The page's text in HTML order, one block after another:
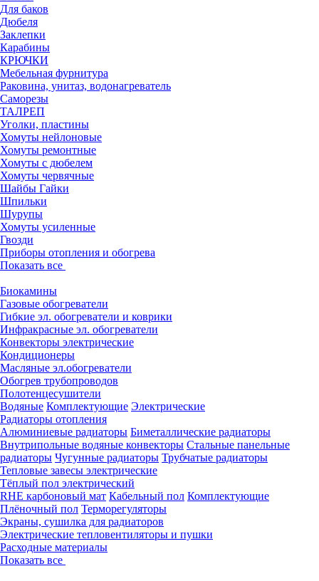
Для баков
Дюбеля
Заклепки
Карабины
КРЮЧКИ
Мебельная фурнитура
Раковина, унитаз, водонагреватель
Саморезы
ТАЛРЕП
Уголки, пластины
Хомуты нейлоновые
Хомуты ремонтные
Хомуты с дюбелем
Хомуты червячные
Шайбы Гайки
Шпильки
Шурупы
Хомуты усиленные
Гвозди
Приборы отопления и обогрева
Показать все
Биокамины
Газовые обогреватели
Гибкие эл. обогреватели и коврики
Инфракрасные эл. обогреватели
Конвекторы электрические
Кондиционеры
Масляные эл.обогреватели
Обогрев трубопроводов
Полотенцесушители
Водяные Комплектующие Электрические
Радиаторы отопления
Алюминиевые радиаторы Биметаллические радиаторы
Внутрипольные водяные конвекторы Стальные панельные
радиаторы Чугунные радиаторы Трубчатые радиаторы
Тепловые завесы электрические
Тёплый пол электрический
RHE карбоновый мат Кабельный пол Комплектующие
Плёночный пол Терморегуляторы
Экраны, сушилка для радиаторов
Электрические тепловентиляторы и пушки
Расходные материалы
Показать все